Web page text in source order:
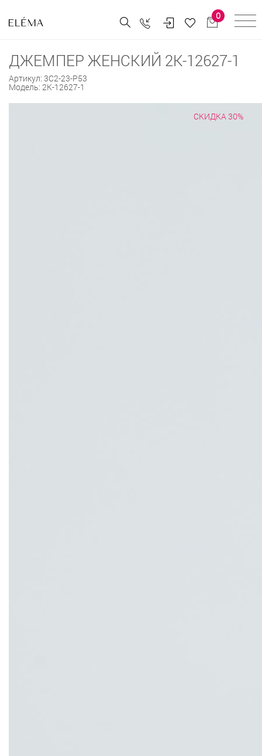
0
ДЖЕМПЕР ЖЕНСКИЙ 2К-12627-1
Артикул: 3С2-23-Р53
Модель: 2К-12627-1
СКИДКА 30%